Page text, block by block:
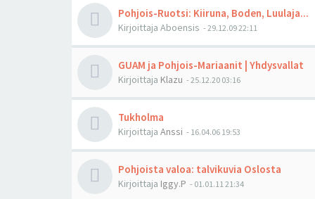
Pohjois-Ruotsi: Kiiruna, Boden, Luulaja...
Kirjoittaja Aboensis - 29.12.09 22:11
GUAM ja Pohjois-Mariaanit | Yhdysvallat
Kirjoittaja Klazu - 25.12.20 03:16
Tukholma
Kirjoittaja Anssi - 16.04.06 19:53
Pohjoista valoa: talvikuvia Oslosta
Kirjoittaja Iggy.P - 01.01.11 21:34